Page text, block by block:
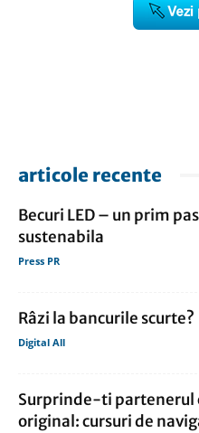
articole recente
Becuri LED – un prim
sustenabila
Press PR
Râzi la bancurile scurte?
Digital All
Surprinde-ti partenerul
original: cursuri de